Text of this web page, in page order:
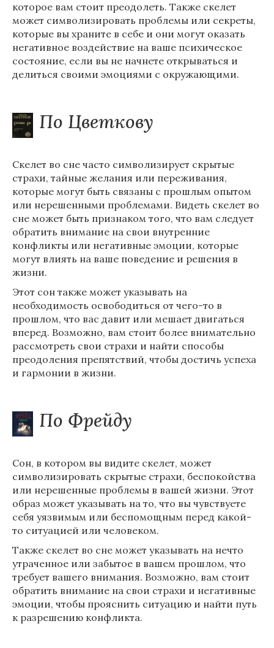
которое вам стоит преодолеть. Также скелет
может символизировать проблемы или секреты,
которые вы храните в себе и они могут оказать
негативное воздействие на ваше психическое
состояние, если вы не начнете открываться и
делиться своими эмоциями с окружающими.
По Цветкову
Скелет во сне часто символизирует скрытые
страхи, тайные желания или переживания,
которые могут быть связаны с прошлым опытом
или нерешенными проблемами. Видеть скелет во
сне может быть признаком того, что вам следует
обратить внимание на свои внутренние
конфликты или негативные эмоции, которые
могут влиять на ваше поведение и решения в
жизни.
Этот сон также может указывать на
необходимость освободиться от чего-то в
прошлом, что вас давит или мешает двигаться
вперед. Возможно, вам стоит более внимательно
рассмотреть свои страхи и найти способы
преодоления препятствий, чтобы достичь успеха
и гармонии в жизни.
По Фрейду
Сон, в котором вы видите скелет, может
символизировать скрытые страхи, беспокойства
или нерешенные проблемы в вашей жизни. Этот
образ может указывать на то, что вы чувствуете
себя уязвимым или беспомощным перед какой-
то ситуацией или человеком.
Также скелет во сне может указывать на нечто
утраченное или забытое в вашем прошлом, что
требует вашего внимания. Возможно, вам стоит
обратить внимание на свои страхи и негативные
эмоции, чтобы прояснить ситуацию и найти путь
к разрешению конфликта.